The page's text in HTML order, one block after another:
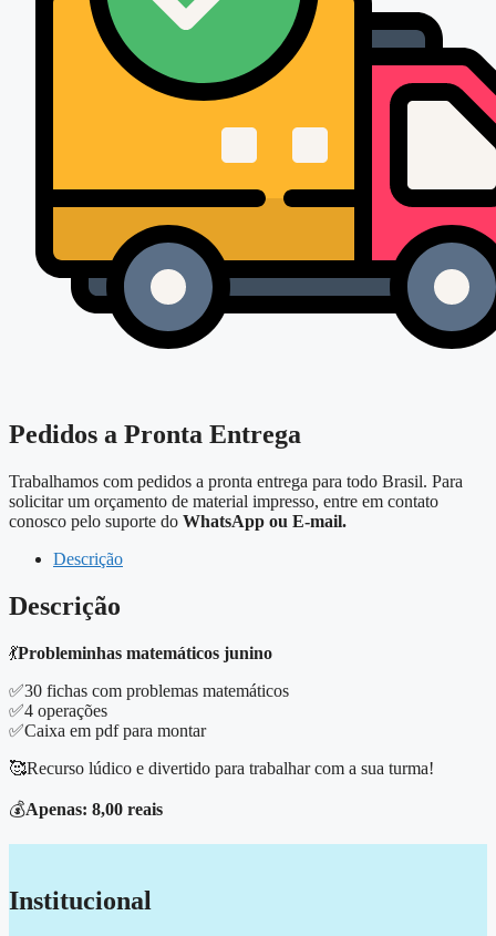
Pedidos a Pronta Entrega
Trabalhamos com pedidos a pronta entrega para todo Brasil. Para
solicitar um orçamento de material impresso, entre em contato
conosco pelo suporte do WhatsApp ou E-mail.
Descrição
Descrição
💃Probleminhas matemáticos junino
✅30 fichas com problemas matemáticos
✅4 operações
✅Caixa em pdf para montar
🥰Recurso lúdico e divertido para trabalhar com a sua turma!
💰Apenas: 8,00 reais
Institucional